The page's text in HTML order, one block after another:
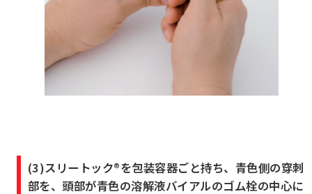
(3)スリートック®を包装容器ごと持ち、青色側の穿刺
部を、頭部が青色の溶解液バイアルのゴム栓の中心に